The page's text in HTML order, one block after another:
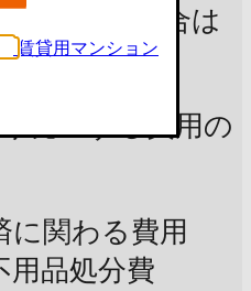
消済みの場合は
発生する費用の
に関わる費用
用品処分費
賃貸用マンション